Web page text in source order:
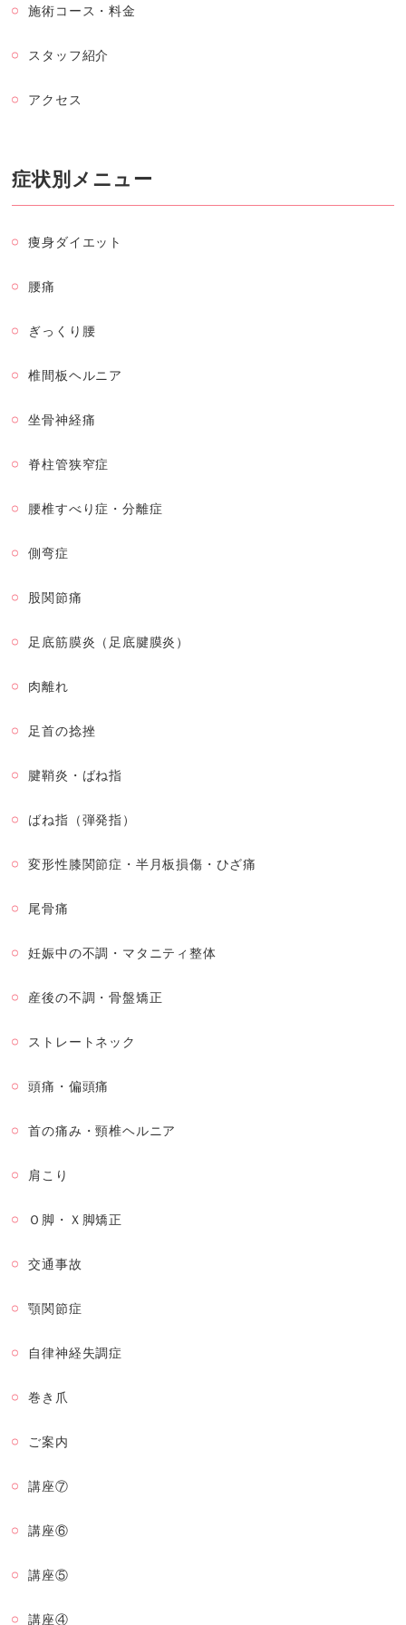
施術コース・料金
スタッフ紹介
アクセス
症状別メニュー
痩身ダイエット
腰痛
ぎっくり腰
椎間板ヘルニア
坐骨神経痛
脊柱管狭窄症
腰椎すべり症・分離症
側弯症
股関節痛
足底筋膜炎（足底腱膜炎）
肉離れ
足首の捻挫
腱鞘炎・ばね指
ばね指（弾発指）
変形性膝関節症・半月板損傷・ひざ痛
尾骨痛
妊娠中の不調・マタニティ整体
産後の不調・骨盤矯正
ストレートネック
頭痛・偏頭痛
首の痛み・頸椎ヘルニア
肩こり
Ｏ脚・Ｘ脚矯正
交通事故
顎関節症
自律神経失調症
巻き爪
ご案内
講座⑦
講座⑥
講座⑤
講座④